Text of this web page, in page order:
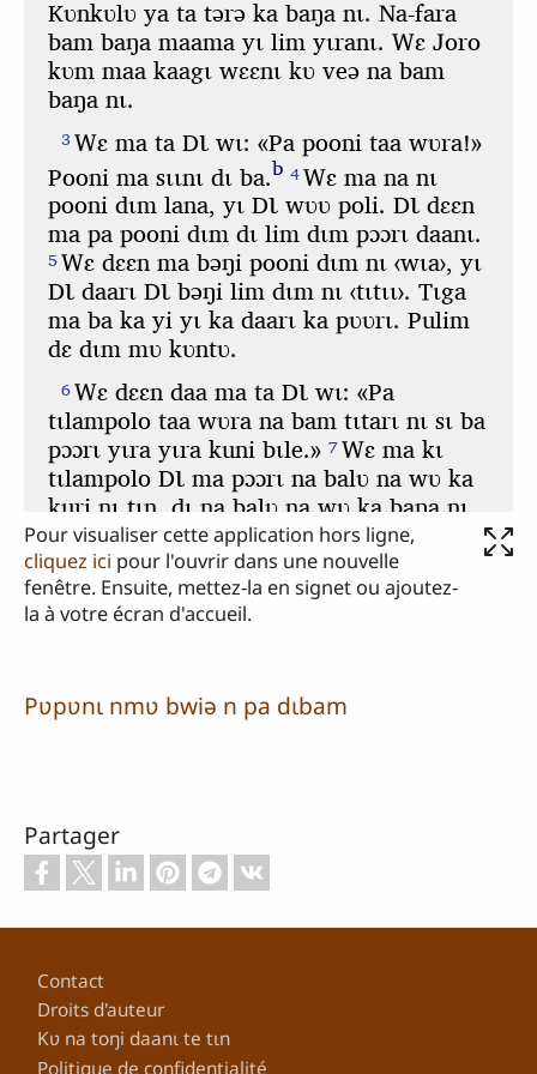
Pour visualiser cette application hors ligne,
cliquez ici pour l'ouvrir dans une nouvelle
fenêtre. Ensuite, mettez-la en signet ou ajoutez-
la à votre écran d'accueil.
Pʋpʋnɩ nmʋ bwiə n pa dɩbam
Partager
Pied de page
Contact
Droits d'auteur
Kʋ na toŋi daanɩ te tɩn
Politique de confidentialité